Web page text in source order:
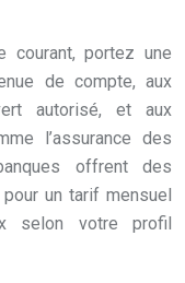
courant, portez une
de compte, aux
autorisé, et aux
l’assurance des
offrent des
un tarif mensuel
selon votre profil